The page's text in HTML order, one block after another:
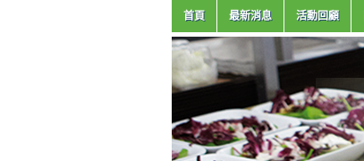
首頁 最新消息 活動回顧